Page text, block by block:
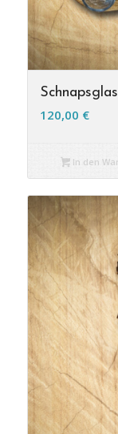
120,00 €
In den